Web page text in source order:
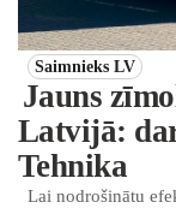
Saimnieks LV
Jauns
Latvijā:
Tehnika
Lai nodrošinātu